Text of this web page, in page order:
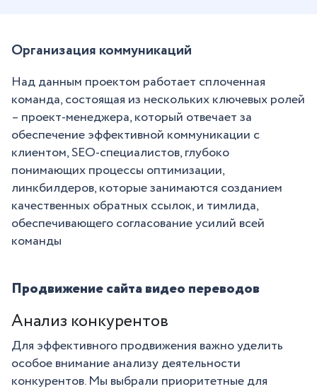
Организация коммуникаций
Над данным проектом работает сплоченная
команда, состоящая из нескольких ключевых ролей
– проект-менеджера, который отвечает за
обеспечение эффективной коммуникации с
клиентом, SEO-специалистов, глубоко
понимающих процессы оптимизации,
линкбилдеров, которые занимаются созданием
качественных обратных ссылок, и тимлида,
обеспечивающего согласование усилий всей
команды
Продвижение сайта видео переводов
Анализ конкурентов
Для эффективного продвижения важно уделить
особое внимание анализу деятельности
конкурентов. Мы выбрали приоритетные для